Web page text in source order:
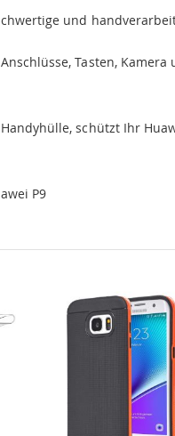
und
Tasten,
schützt Ihr
P9